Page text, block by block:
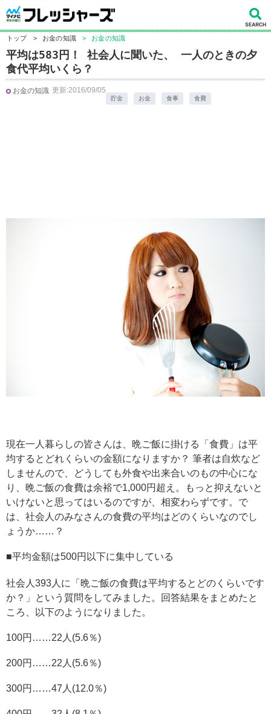
トップ > お金の知識 > お金の知識
平均は583円！ 社会人に聞いた、 一人のときの夕
食代平均いくら？
お金の知識 更新:2016/09/05
貯金 お金 食事 食費
現在一人暮らしの皆さんは、晩ご飯に掛ける「食費」は平
均するとどれくらいの金額になりますか？ 筆者は自炊など
しませんので、どうしても外食や出来合いのもの中心にな
り、晩ご飯の食費は余裕で1,000円超え。もっと抑えないと
いけないと思ってはいるのですが、相変わらずです。で
は、社会人のみなさんの食費の平均はどのくらいなのでし
ょうか……？
■平均金額は500円以下に集中している
社会人393人に「晩ご飯の食費は平均するとどのくらいです
か？」という質問をしてみました。回答結果をまとめたと
ころ、以下のようになりました。
100円……22人(5.6％)
200円……22人(5.6％)
300円……47人(12.0％)